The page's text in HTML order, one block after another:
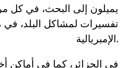
يميلون إلى البحث، في كل
تفسيرات لمشاكل البلد، في
الإمبريالية.
في الجزائر، كما في أماكن